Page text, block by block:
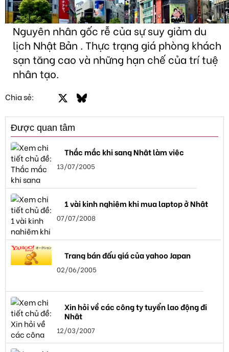
Nguyên nhân gốc rễ của sự suy giảm du
lịch Nhật Bản . Thực trạng giá phòng khách
sạn tăng cao và những hạn chế của trí tuệ
nhân tạo.
Chia sẻ: FacebookBluesky
Được quan tâm
Thắc mắc khi sang Nhật làm việc
13/07/2005
1 vài kinh nghiệm khi mua laptop ở Nhật
07/07/2008
Trang bán đấu giá của yahoo Japan
02/06/2005
Xin hỏi về các công ty tuyển lao động đi
Nhật
12/03/2007